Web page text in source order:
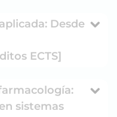
Desde
ECTS]
sistemas